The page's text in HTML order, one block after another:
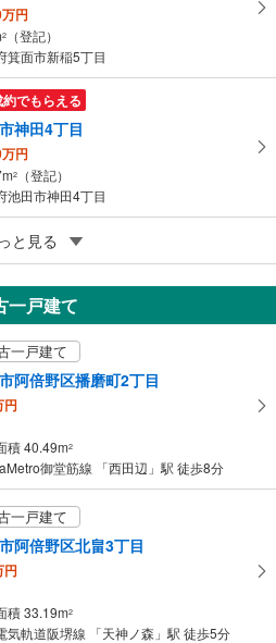
円
2
（登記）
箕面市新稲5丁目
でもらえる
神田4丁目
円
2
（登記）
池田市神田4丁目
市倉治6丁目
円
2（登記）
交野市倉治6丁目
と見る
一戸建て
一戸建て
阿倍野区播磨町2丁目
円
積 40.49m2
御堂筋線 「西田辺」駅 徒歩8分
一戸建て
阿倍野区北畠3丁目
円
積 33.19m2
気軌道阪堺線 「天神ノ森」駅 徒歩5分